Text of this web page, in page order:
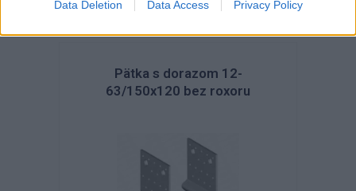
Data Deletion Data Access Privacy Policy
Pätka s dorazom 12-
63/150x120 bez roxoru